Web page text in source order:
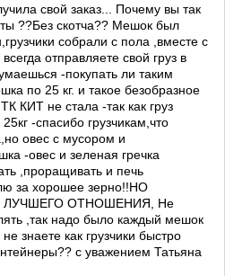
свой заказ... Почему вы так
??Без скотча?? Мешок был
собрали с пола ,вместе с
отправляете свой груз в
-покупать ли таким
по 25 кг. и такое безобразное
КИТ не стала -так как груз
-спасибо грузчикам,что
овес с мусором и
-овес и зеленая гречка
,проращивать и печь
за хорошее зерно!!НО
ЛУЧШЕГО ОТНОШЕНИЯ, Не
,так надо было каждый мешок
знаете как грузчики быстро
с уважением Татьяна